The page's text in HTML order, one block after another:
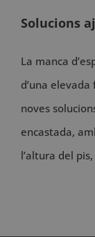
Solucions
La manca
d’una
noves
encastada,
l’altura del